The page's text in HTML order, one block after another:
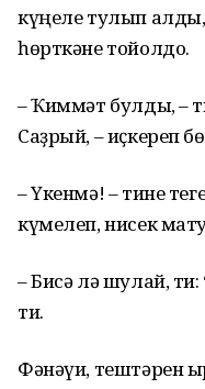
күңеле тулып
һөрткәне тойолдо.
– Ҡиммәт булды, –
Саҙрый, – иҫкереп
– Үкенмә! – тине
күмелеп, нисек
– Бисә лә шулай,
ти.
Фәнәүи, тештәрен